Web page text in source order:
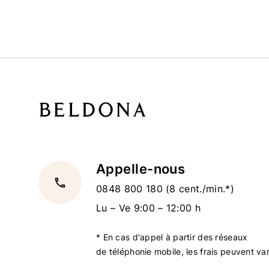
local_phone
Appelle-nous
0848 800 180 (8 cent./min.*)
Lu – Ve 9:00 – 12:00 h
* En cas d'appel à partir des réseaux
de téléphonie mobile, les frais peuvent